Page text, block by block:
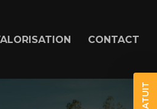
CONTACT